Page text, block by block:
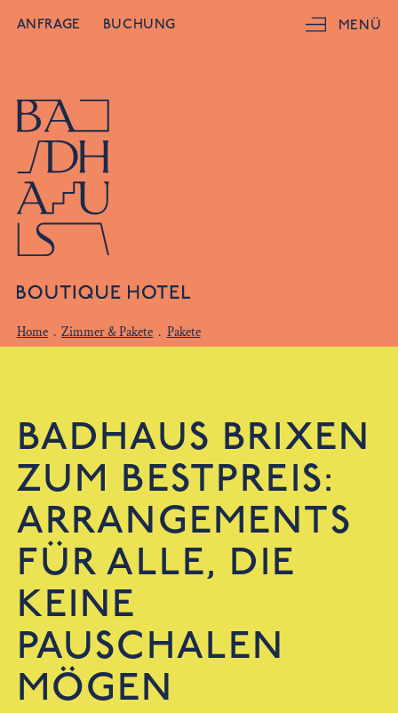
ANFRAGE BUCHUNG MENÜ
Home . Zimmer & Pakete . Pakete
BADHAUS BRIXEN
ZUM BESTPREIS:
ARRANGEMENTS
FÜR ALLE, DIE
KEINE
PAUSCHALEN
MÖGEN